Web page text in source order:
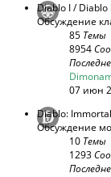
Diablo I / Diablo
Обсуждение
85 Темы
8954
07 июн
Diablo: Immortal
Обсуждение
10 Темы
1293